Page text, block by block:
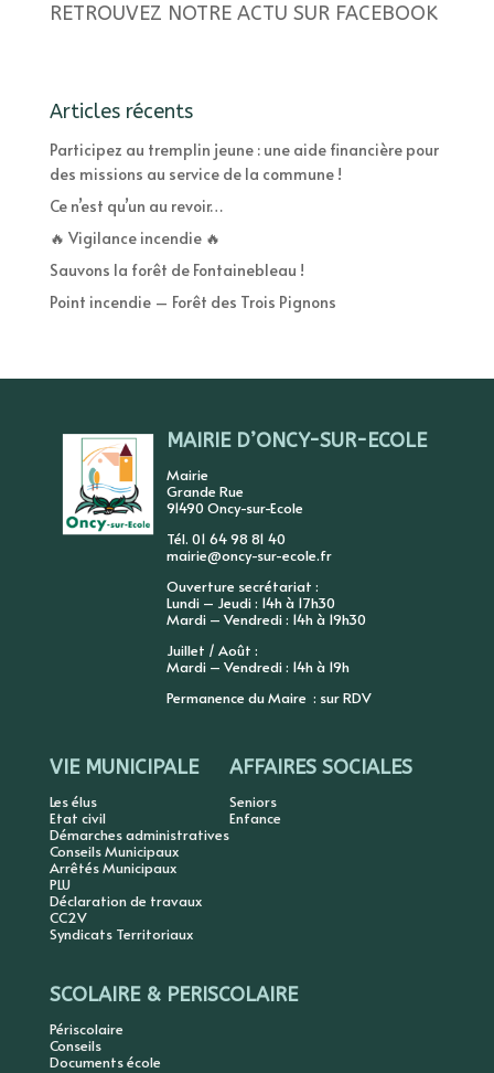
RETROUVEZ NOTRE ACTU SUR FACEBOOK
Articles récents
Participez au tremplin jeune : une aide financière pour
des missions au service de la commune !
Ce n’est qu’un au revoir…
🔥 Vigilance incendie 🔥
Sauvons la forêt de Fontainebleau !
Point incendie – Forêt des Trois Pignons
MAIRIE D’ONCY-SUR-ECOLE
Mairie
Grande Rue
91490 Oncy-sur-Ecole
Tél. 01 64 98 81 40
mairie@oncy-sur-ecole.fr
Ouverture secrétariat :
Lundi – Jeudi : 14h à 17h30
Mardi – Vendredi : 14h à 19h30
Juillet / Août :
Mardi – Vendredi : 14h à 19h
Permanence du Maire : sur RDV
VIE MUNICIPALE
Les élus
Etat civil
Démarches administratives
Conseils Municipaux
Arrêtés Municipaux
PLU
Déclaration de travaux
CC2V
Syndicats Territoriaux
AFFAIRES SOCIALES
Seniors
Enfance
SCOLAIRE & PERISCOLAIRE
Périscolaire
Conseils
Documents école